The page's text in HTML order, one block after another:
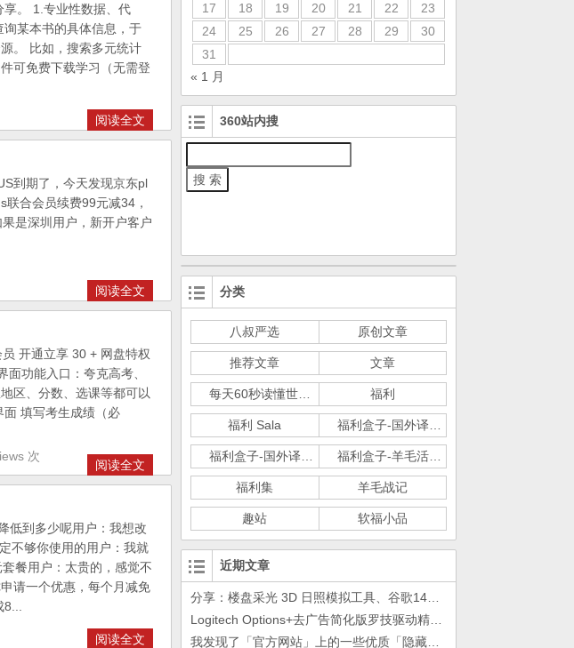
。 1.专业性数据、代
某本书的具体信息，于
。 比如，搜索多元统计
可免费下载学习（无需登
阅读全文
到期了，今天发现京东pl
合会员续费99元减34，
是深圳用户，新开户客户
阅读全文
开通立享 30 + 网盘特权
功能入口：夸克高考、
区、分数、选课等都可以
填写考生成绩（必
次
阅读全文
低到多少呢用户：我想改
不够你使用的用户：我就
餐用户：太贵的，感觉不
请一个优惠，每个月减免
8...
阅读全文
17
18 19 20 21 22
23
24
25 26 27 28 29
30
31
« 1 月
360站内搜
分类
八叔严选 原创文章
推荐文章 文章
福利
福利 Sala
福利盒子-羊毛活动
福利集 羊毛战记
趣站 软福小品
近期文章